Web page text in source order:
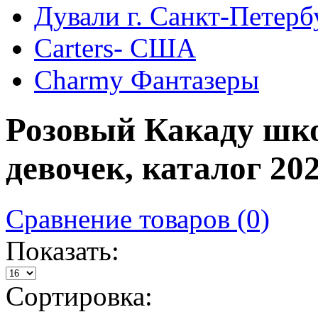
Дували г. Санкт-
Сarters- США
Charmy Фантазеры
Розовый Какаду
девочек, каталог
Сравнение товаров (0)
Показать:
Сортировка: